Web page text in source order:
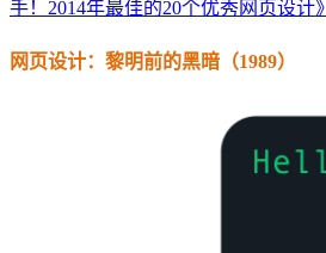
手！2014年最佳的20个优秀网页设计》
网页设计：黎明前的黑暗（1989）